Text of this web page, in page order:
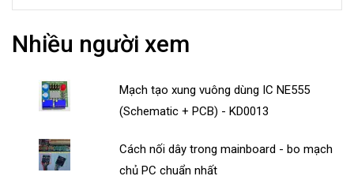
Nhiều người xem
Mạch tạo xung vuông dùng IC NE555
(Schematic + PCB) - KD0013
Cách nối dây trong mainboard - bo mạch
chủ PC chuẩn nhất